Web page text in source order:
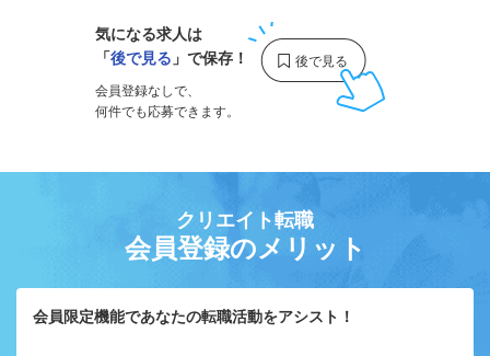
気になる求人は
「後で見る 」で保存！
会員登録なしで、
何件でも応募できます。
クリエイト転職
会員登録のメリット
会員限定機能であなたの転職活動をアシスト！